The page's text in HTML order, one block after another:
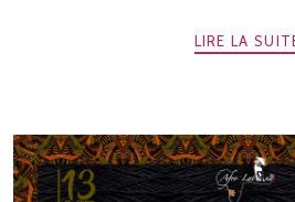
LIRE LA